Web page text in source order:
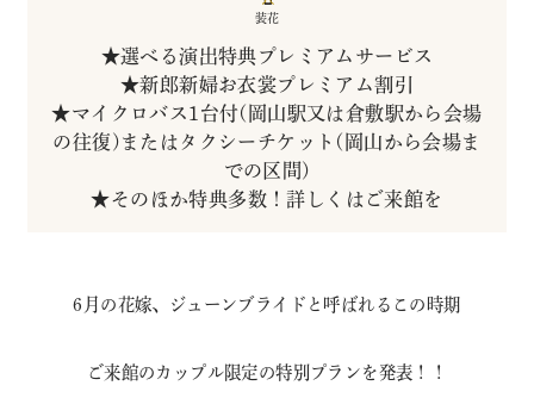
装花
★選べる演出特典プレミアムサービス
★新郎新婦お衣裳プレミアム割引
★マイクロバス1台付(岡山駅又は倉敷駅から会場
の往復)またはタクシーチケット(岡山から会場ま
での区間)
★そのほか特典多数！詳しくはご来館を
6月の花嫁、ジューンブライドと呼ばれるこの時期
ご来館のカップル限定の特別プランを発表！！